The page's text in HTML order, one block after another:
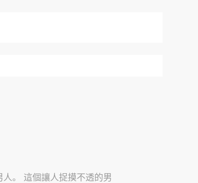
。 這個讓人捉摸不透的男